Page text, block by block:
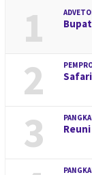
1
2
3